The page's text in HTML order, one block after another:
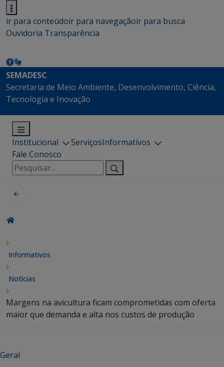
ir para conteúdoir para navegaçãoir para busca
Ouvidoria Transparência
SEMADESC
Secretaria de Meio Ambiente, Desenvolvimento, Ciência,
Tecnologia e Inovação
Institucional ServiçosInformativos
Fale Conosco
Pesquisar
por:
Informativos
Notícias
Margens na avicultura ficam comprometidas com oferta
maior que demanda e alta nos custos de produção
Geral